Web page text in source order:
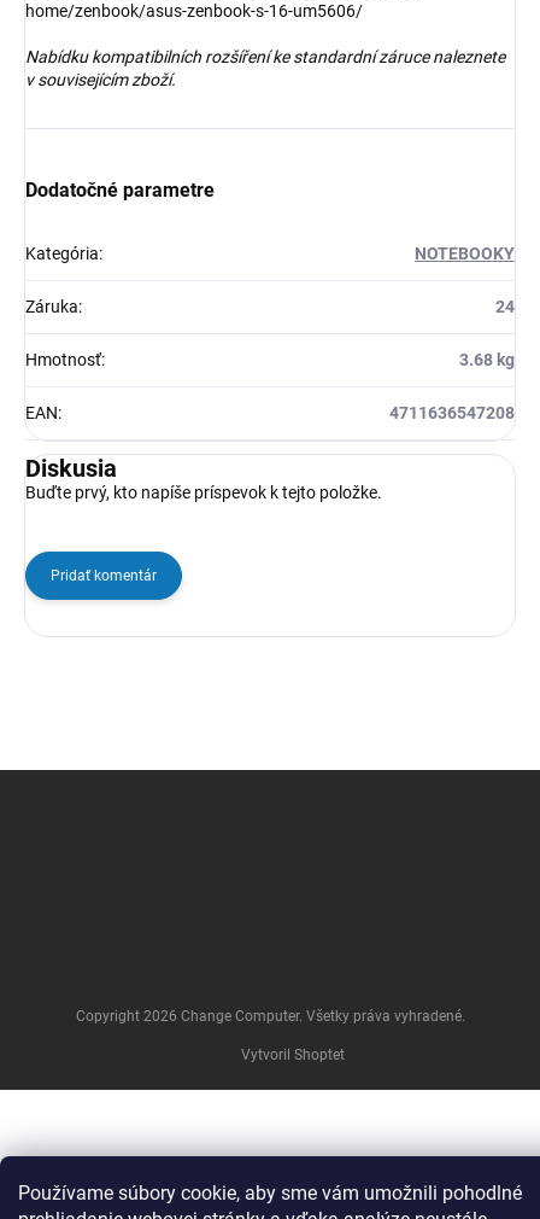
Používame súbory cookie, aby sme vám umožnili pohodlné
home/zenbook/asus-zenbook-s-16-um5606/
Nabídku kompatibilních rozšíření ke standardní záruce naleznete
v souvisejícím zboží.
Dodatočné parametre
Kategória: NOTEBOOKY
Záruka: 24
Hmotnosť: 3.68 kg
EAN: 4711636547208
Diskusia
Buďte prvý, kto napíše príspevok k tejto položke.
Pridať komentár
Vytvoril Shoptet
Copyright 2026 Change Computer. Všetky práva vyhradené.